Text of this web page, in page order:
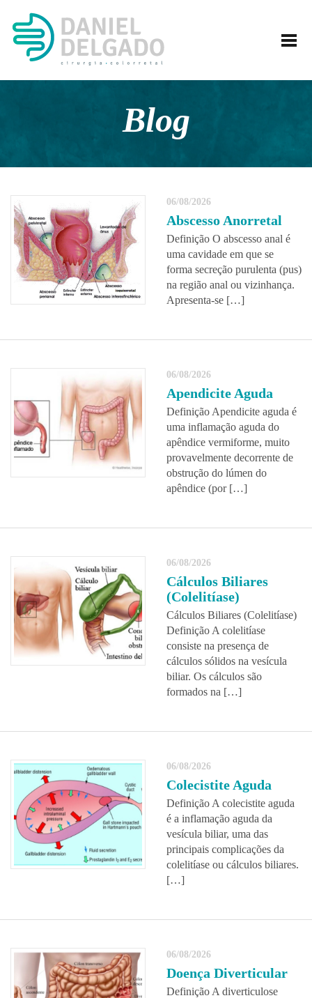
HOME
DANIEL DELGADO
TRATAMENTOS
Blog
06/08/2026
Abscesso Anorretal
Definição O abscesso anal é
uma cavidade em que se
forma secreção purulenta (pus)
na região anal ou vizinhança.
Apresenta-se […]
06/08/2026
Apendicite Aguda
Definição Apendicite aguda é
uma inflamação aguda do
apêndice vermiforme, muito
provavelmente decorrente de
obstrução do lúmen do
apêndice (por […]
06/08/2026
Cálculos Biliares
(Colelitíase)
Cálculos Biliares (Colelitíase)
Definição A colelitíase
consiste na presença de
cálculos sólidos na vesícula
biliar. Os cálculos são
formados na […]
06/08/2026
Colecistite Aguda
Definição A colecistite aguda
é a inflamação aguda da
vesícula biliar, uma das
principais complicações da
colelitíase ou cálculos biliares.
[…]
06/08/2026
Doença Diverticular
Definição A diverticulose